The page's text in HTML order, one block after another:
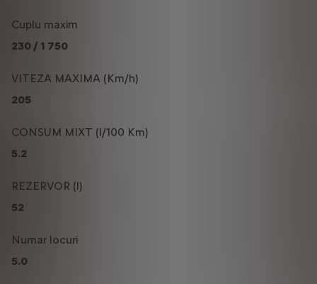
Cuplu maxim
230 / 1 750
VITEZA MAXIMA (Km/h)
205
CONSUM MIXT (l/100 Km)
5.2
REZERVOR (l)
52
Numar locuri
5.0